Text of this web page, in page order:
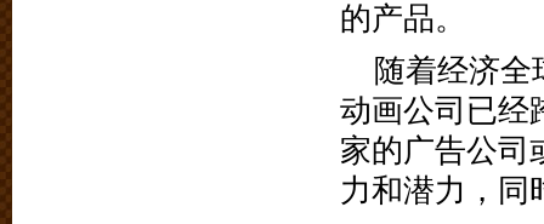
的产品。
随着经济
动画公司已经
家的广告公司
力和潜力，同